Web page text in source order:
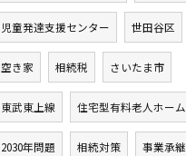
児童発達支援センター 世田谷区
空き家 相続税 さいたま市
東武東上線 住宅型有料老人ホーム
2030年問題 相続対策 事業承継